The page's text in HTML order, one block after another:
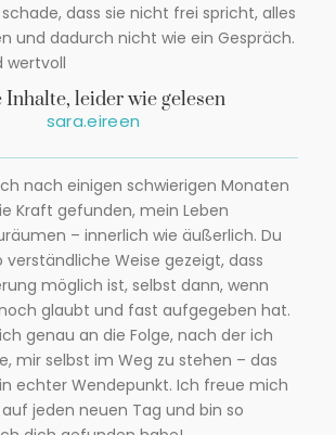
dass sie nicht frei spricht, alles
und dadurch nicht wie ein Gespräch.
wertvoll
Inhalte, leider wie gelesen
sara.eireen
nach einigen schwierigen Monaten
Kraft gefunden, mein Leben
– innerlich wie äußerlich. Du
Weise gezeigt, dass
möglich ist, selbst dann, wenn
glaubt und fast aufgegeben hat.
genau an die Folge, nach der ich
mir selbst im Weg zu stehen – das
echter Wendepunkt. Ich freue mich
jeden neuen Tag und bin so